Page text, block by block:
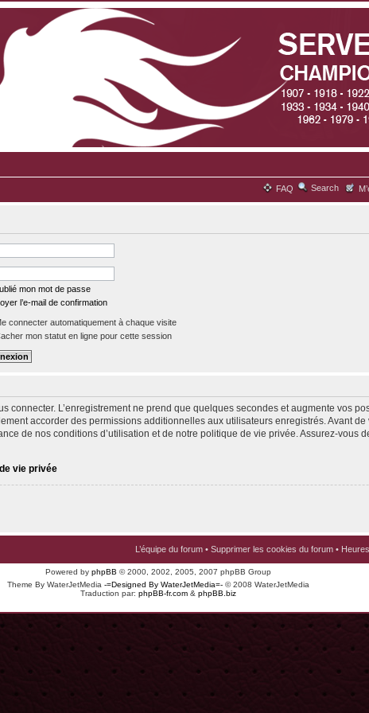
FAQ Search
mon mot de passe
l’e-mail de confirmation
connecter automatiquement à chaque visite
mon statut en ligne pour cette session
connecter. L’enregistrement ne prend que quelques secondes et augmente vos
accorder des permissions additionnelles aux utilisateurs enregistrés. Avant de
de nos conditions d’utilisation et de notre politique de vie privée. Assurez-vous
vie privée
L’équipe du forum • Supprimer les cookies du forum •
Powered by phpBB © 2000, 2002, 2005, 2007 phpBB Group
Theme By WaterJetMedia -=Designed By WaterJetMedia=- © 2008 WaterJetMedia
Traduction par: phpBB-fr.com & phpBB.biz